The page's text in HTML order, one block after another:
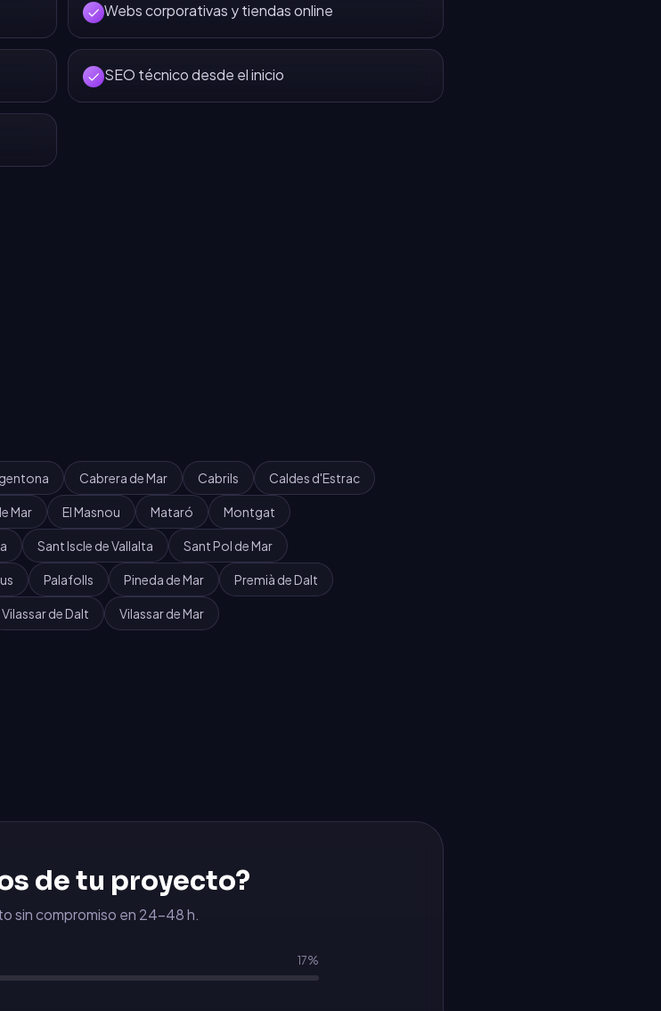
Webs corporativas y tiendas online
SEO técnico desde el inicio
Cabrera de Mar Cabrils Caldes d'Estrac
Mar El Masnou Mataró Montgat
Sant Iscle de Vallalta Sant Pol de Mar
Palafolls Pineda de Mar Premià de Dalt
Vilassar de Dalt Vilassar de Mar
de tu proyecto?
sin compromiso en 24-48 h.
17%